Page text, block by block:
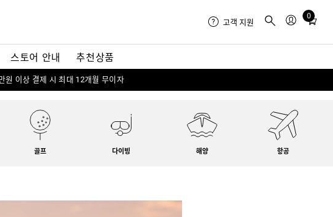
스토어 안내 추천상품
고객 지원
0
Total
in
원 이상 결제 시 최대 12개월 무이자
골프 다이빙 해양 항공